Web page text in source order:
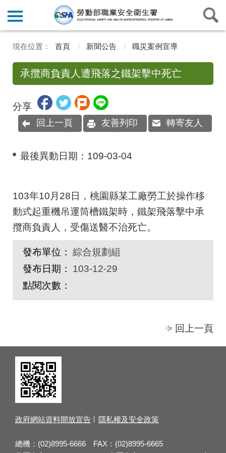
首頁 新聞公告 職災案例宣導
承攬商負責人遭飛落之鐵架擊中死亡
分享
回上一頁 友善列印 轉寄友人
最後異動日期： 109-03-04
103年10月28日，桃園縣某工廠勞工於操作移
動式起重機吊運筒槽鐵架時，鐵架飛落擊中承
攬商負責人，受傷送醫不治死亡。
發布單位： 綜合規劃組
發布日期：
103-12-29
點閱次數：
回上一頁
政府網站資料開放宣告 隱私權及安全政策
總機：(02)8995-6666 FAX：(02)8995-6665